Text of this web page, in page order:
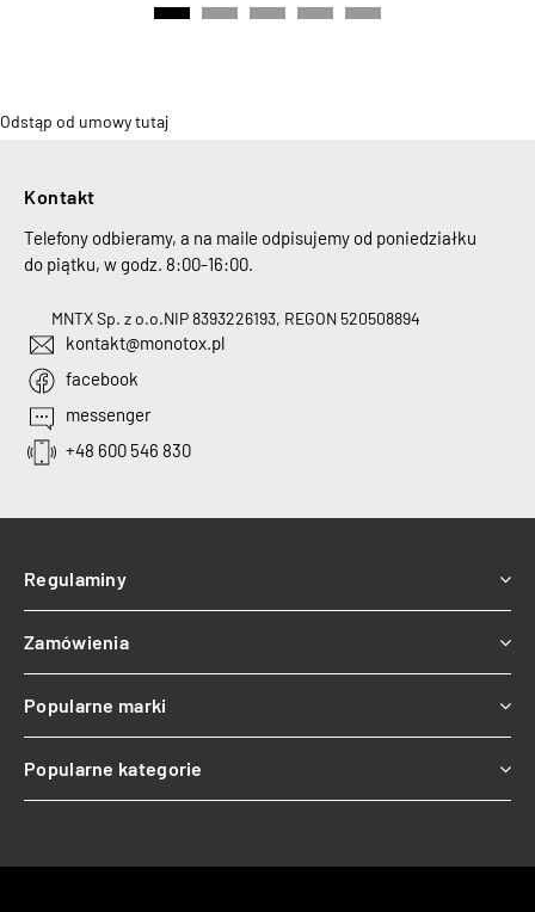
Odstąp od umowy tutaj
Kontakt
Telefony odbieramy, a na maile odpisujemy od poniedziałku
do piątku, w godz. 8:00-16:00.
MNTX Sp. z o.o.NIP 8393226193, REGON 520508894
kontakt@monotox.pl
facebook
messenger
+48 600 546 830
Regulaminy
Zamówienia
Popularne marki
Popularne kategorie